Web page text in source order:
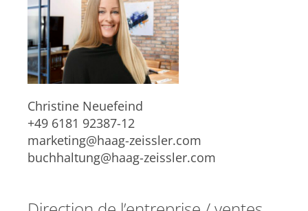
Christine Neuefeind
+49 6181 92387-12
marketing@haag-zeissler.com
buchhaltung@haag-zeissler.com